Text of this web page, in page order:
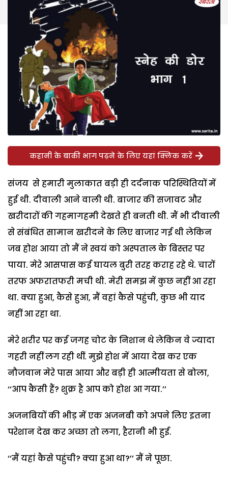
कहानी के बाकी भाग पढ़ने के लिए यहां क्लिक करें
संजय से हमारी मुलाकात बड़ी ही दर्दनाक परिस्थितियों में
हुई थी. दीवाली आने वाली थी. बाजार की सजावट और
खरीदारों की गहमागहमी देखते ही बनती थी. मैं भी दीवाली
से संबंधित सामान खरीदने के लिए बाजार गई थी लेकिन
जब होश आया तो मैं ने स्वयं को अस्पताल के बिस्तर पर
पाया. मेरे आसपास कई घायल बुरी तरह कराह रहे थे. चारों
तरफ अफरातफरी मची थी. मेरी समझ में कुछ नहीं आ रहा
था. क्या हुआ, कैसे हुआ, मैं वहां कैसे पहुंची, कुछ भी याद
नहीं आ रहा था.
मेरे शरीर पर कई जगह चोट के निशान थे लेकिन वे ज्यादा
गहरी नहीं लग रही थीं. मुझे होश में आया देख कर एक
नौजवान मेरे पास आया और बड़ी ही आत्मीयता से बोला,
‘‘आप कैसी हैं? शुक्र है आप को होश आ गया.’’
अजनबियों की भीड़ में एक अजनबी को अपने लिए इतना
परेशान देख कर अच्छा तो लगा, हैरानी भी हुई.
‘‘मैं यहां कैसे पहुंची? क्या हुआ था?’’ मैं ने पूछा.